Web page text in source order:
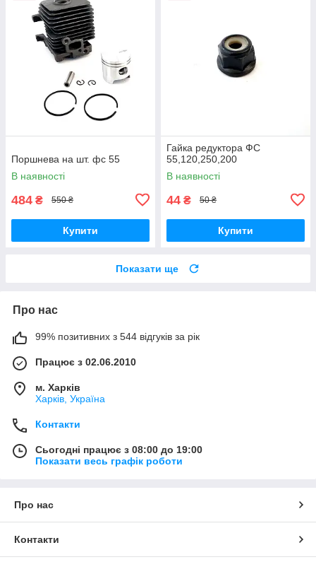
Поршнева на шт. фс 55
В наявності
484 ₴ 550 ₴
Купити
Гайка редуктора ФС
55,120,250,200
В наявності
44 ₴ 50 ₴
Купити
Показати ще
Про нас
99% позитивних з 544 відгуків за рік
Працює з 02.06.2010
м. Харків
Харків, Україна
Контакти
Сьогодні працює з 08:00 до 19:00
Показати весь графік роботи
Про нас
Контакти